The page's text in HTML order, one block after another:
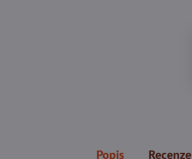
Popis Recenze